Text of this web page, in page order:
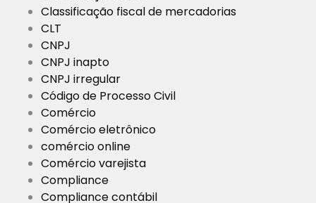
Classificação fiscal de mercadorias
CLT
CNPJ
CNPJ inapto
CNPJ irregular
Código de Processo Civil
Comércio
Comércio eletrônico
comércio online
Comércio varejista
Compliance
Compliance contábil